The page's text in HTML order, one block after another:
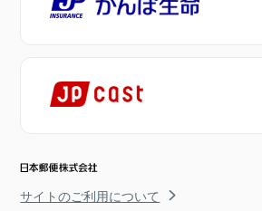
サイトのご利用について